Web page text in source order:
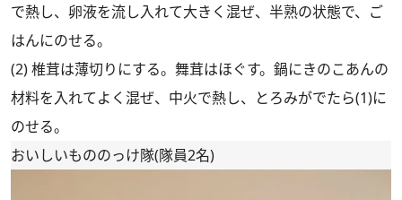
で熱し、卵液を流し入れて大きく混ぜ、半熟の状態で、ご
はんにのせる。
(2) 椎茸は薄切りにする。舞茸はほぐす。鍋にきのこあんの
材料を入れてよく混ぜ、中火で熱し、とろみがでたら(1)に
のせる。
おいしいもののっけ隊(隊員2名)